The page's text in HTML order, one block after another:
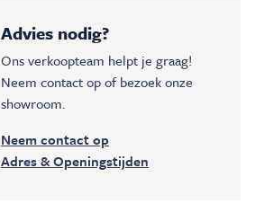
Advies nodig?
Ons verkoopteam helpt je graag!
Neem contact op of bezoek onze
showroom.
Neem contact op
Adres & Openingstijden